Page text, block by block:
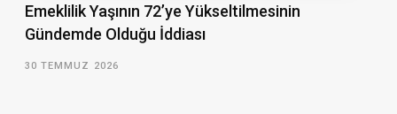
Emeklilik Yaşının 72’ye Yükseltilmesinin
Gündemde Olduğu İddiası
30 TEMMUZ 2026